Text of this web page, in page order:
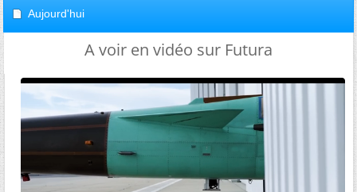
Aujourd'hui
A voir en vidéo sur Futura